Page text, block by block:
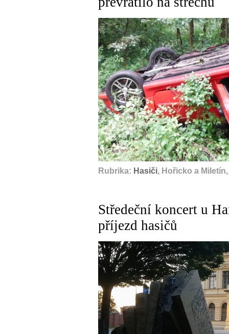
Rubrika: Hasiči, Hořicko a Miletín,
Středeční koncert u
příjezd hasičů